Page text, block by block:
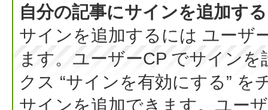
自分の記事にサインを追加す
サインを追加するには ユーザ
ます。ユーザーCP でサイン
クス “サインを有効にする”
サインを追加できます。ユー